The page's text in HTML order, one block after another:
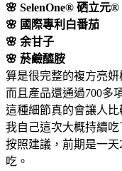
🌸 SelenOne® 硒立元®
🌸 國際專利白番茄
🌸 余甘子
🌸 菸鹼醯胺
算是很完整的複方亮妍
而且產品還通過700多
這種細節真的會讓人比
我自己這次大概持續吃
按照建議，前期是一
吃。